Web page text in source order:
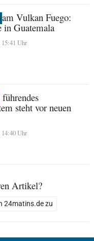
am Vulkan Fuego:
in Guatemala
Uhr
steht vor neuen
Uhr
Artikel?
24matins.de zu